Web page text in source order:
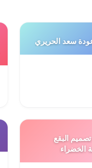
سعد الحريري
البقع
الخضراء